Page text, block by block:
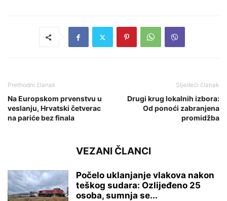
Prethodni članak
Na Europskom prvenstvu u
veslanju, Hrvatski četverac
na pariće bez finala
Sljedeći članak
Drugi krug lokalnih izbora:
Od ponoći zabranjena
promidžba
VEZANI ČLANCI
Počelo uklanjanje vlakova nakon
teškog sudara: Ozlijeđeno 25
osoba, sumnja se...